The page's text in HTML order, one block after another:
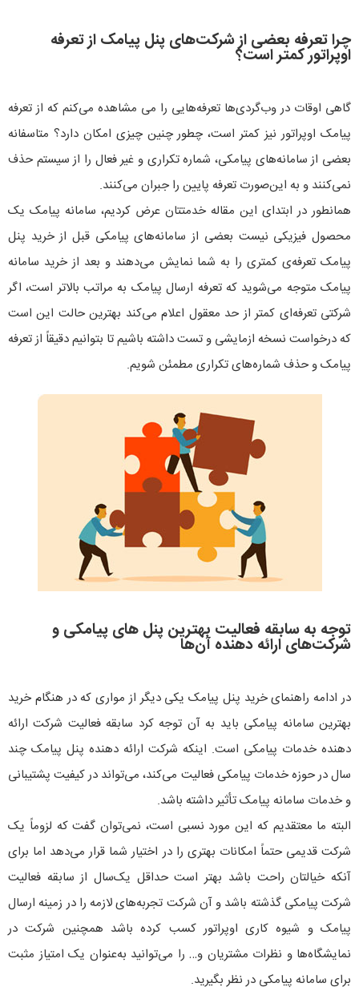
چرا تعرفه بعضی از شرکت‌های پنل پیامک از تعرفه
اوپراتور کمتر است؟
گاهی اوقات در وب‌گردی‌ها تعرفه‌هایی را می مشاهده می‌کنم که از تعرفه
پیامک اوپراتور نیز کمتر است، چطور چنین چیزی امکان دارد؟ متاسفانه
بعضی از سامانه‌های پیامکی، شماره تکراری و غیر فعال را از سیستم حذف
نمی‌کنند و به این‌صورت تعرفه پایین را جبران می‌کنند.
همانطور در ابتدای این مقاله خدمتتان عرض کردیم، سامانه پیامک یک
محصول فیزیکی نیست بعضی از سامانه‌های پیامکی قبل از خرید پنل
پیامک تعرفه‌ی کمتری را به شما نمایش می‌دهند و بعد از خرید سامانه
پیامک متوجه می‌شوید که تعرفه ارسال پیامک به مراتب بالاتر است، اگر
شرکتی تعرفه‌ای کمتر از حد معقول اعلام می‌کند بهترین حالت این است
که درخواست نسخه ازمایشی و تست داشته باشیم تا بتوانیم دقیقاً از تعرفه
پیامک و حذف شماره‌های تکراری مطمئن شویم.
توجه به سابقه فعالیت بهترین پنل های پیامکی و
شرکت‌های ارائه دهنده آن‌ها
در ادامه راهنمای خرید پنل پیامک یکی دیگر از مواری که در هنگام خرید
بهترین سامانه پیامکی باید به آن توجه کرد سابقه فعالیت شرکت ارائه
دهنده خدمات پیامکی است. اینکه شرکت ارائه دهنده پنل پیامک چند
سال در حوزه خدمات پیامکی فعالیت می‌کند، می‌تواند در کیفیت پشتیبانی
و خدمات سامانه پیامک تأثیر داشته باشد.
البته ما معتقدیم که این مورد نسبی است، نمی‌توان گفت که لزوماً یک
شرکت قدیمی حتماً امکانات بهتری را در اختیار شما قرار می‌دهد اما برای
آنکه خیالتان راحت باشد بهتر است حداقل یک‌سال از سابقه فعالیت
شرکت پیامکی گذشته باشد و آن شرکت تجربه‌های لازمه را در زمینه ارسال
پیامک و شیوه کاری اوپراتور کسب کرده باشد همچنین شرکت در
نمایشگاه‌ها و نظرات مشتریان و… را می‌توانید به‌عنوان یک امتیاز مثبت
برای سامانه پیامکی در نظر بگیرید.